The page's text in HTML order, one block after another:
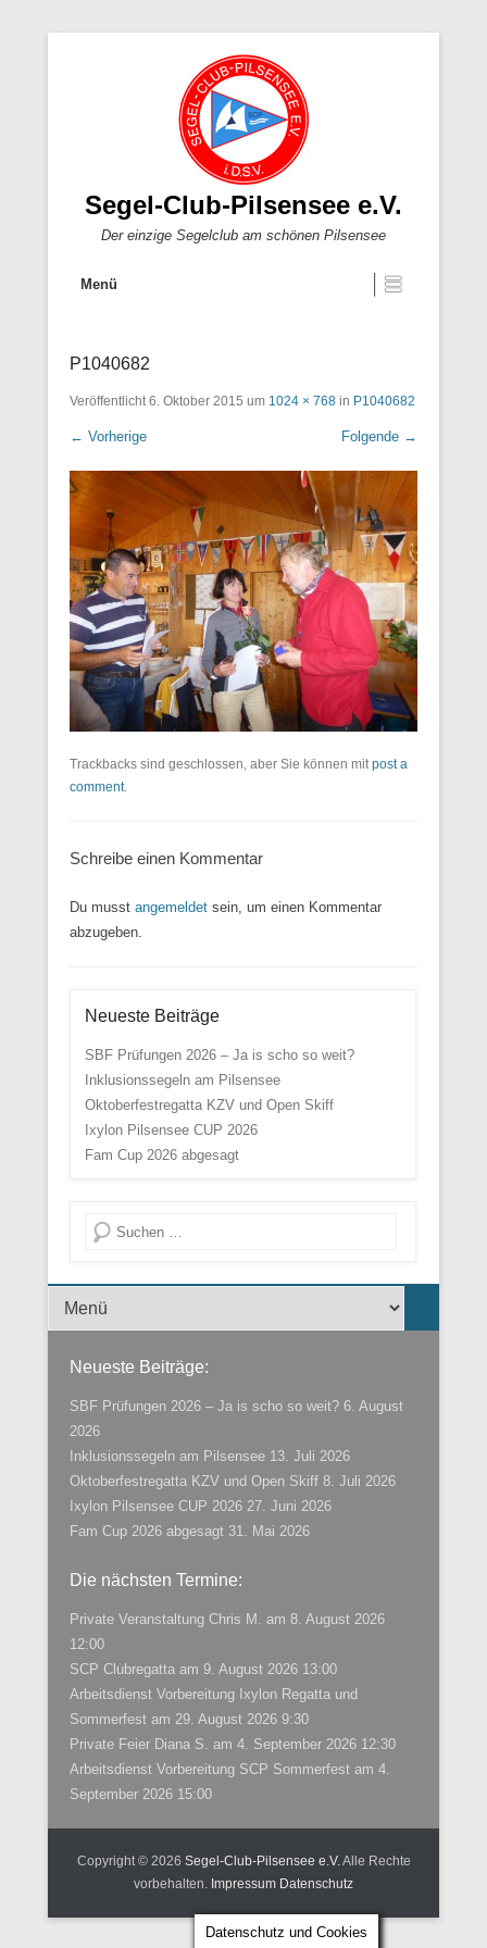
Segel-Club-Pilsensee e.V.
Der einzige Segelclub am schönen Pilsensee
Menü
P1040682
Veröffentlicht6. Oktober 2015 um 1024 × 768 in P1040682
← Vorherige Folgende →
Trackbacks sind geschlossen, aber Sie können mitpost a
comment.
Schreibe einen Kommentar
Du musst angemeldet sein, um einen Kommentar
abzugeben.
Neueste Beiträge
SBF Prüfungen 2026 – Ja is scho so weit?
Inklusionssegeln am Pilsensee
Oktoberfestregatta KZV und Open Skiff
Ixylon Pilsensee CUP 2026
Fam Cup 2026 abgesagt
Suche
Menü der Fußzeile
Neueste Beiträge:
SBF Prüfungen 2026 – Ja is scho so weit? 6. August
2026
Inklusionssegeln am Pilsensee 13. Juli 2026
Oktoberfestregatta KZV und Open Skiff 8. Juli 2026
Ixylon Pilsensee CUP 2026 27. Juni 2026
Fam Cup 2026 abgesagt 31. Mai 2026
Die nächsten Termine:
Private Veranstaltung Chris M. am 8. August 2026
12:00
SCP Clubregatta am 9. August 2026 13:00
Arbeitsdienst Vorbereitung Ixylon Regatta und
Sommerfest am 29. August 2026 9:30
Private Feier Diana S. am 4. September 2026 12:30
Arbeitsdienst Vorbereitung SCP Sommerfest am 4.
September 2026 15:00
Copyright © 2026 Segel-Club-Pilsensee e.V.Alle Rechte
vorbehalten. Impressum Datenschutz
Datenschutz und Cookies